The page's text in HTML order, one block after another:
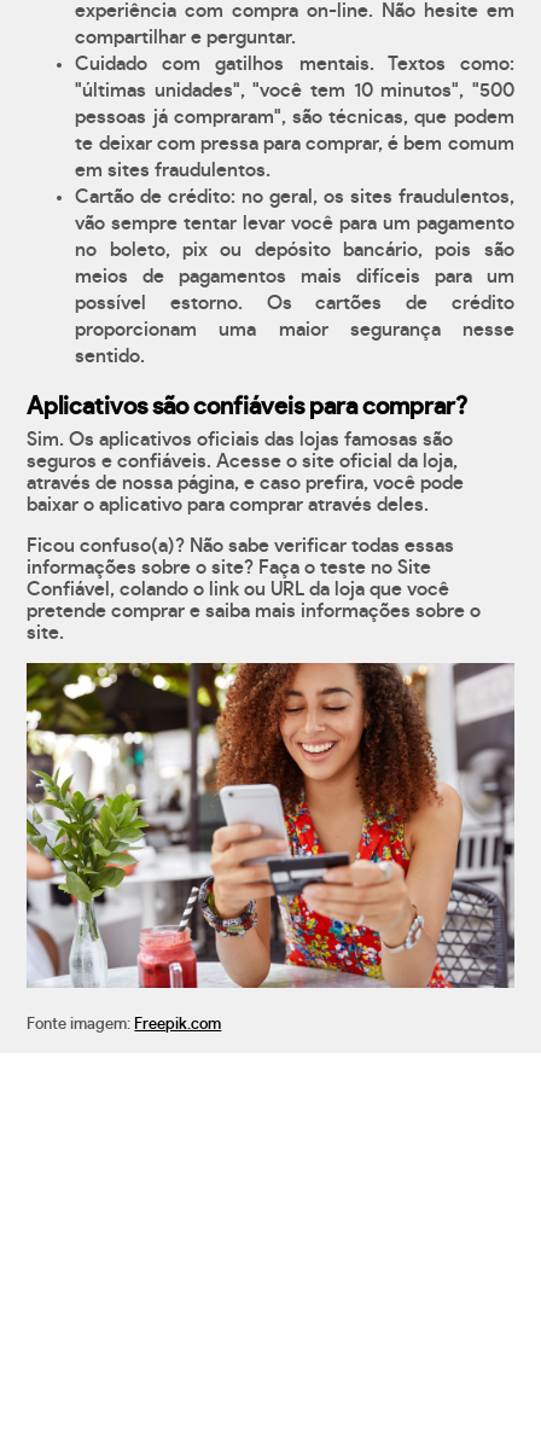
experiência com compra on-line. Não hesite em
compartilhar e perguntar.
Cuidado com gatilhos mentais. Textos como:
"últimas unidades", "você tem 10 minutos", "500
pessoas já compraram", são técnicas, que podem
te deixar com pressa para comprar, é bem comum
em sites fraudulentos.
Cartão de crédito: no geral, os sites fraudulentos,
vão sempre tentar levar você para um pagamento
no boleto, pix ou depósito bancário, pois são
meios de pagamentos mais difíceis para um
possível estorno. Os cartões de crédito
proporcionam uma maior segurança nesse
sentido.
Aplicativos são confiáveis para comprar?
Sim. Os aplicativos oficiais das lojas famosas são
seguros e confiáveis. Acesse o site oficial da loja,
através de nossa página, e caso prefira, você pode
baixar o aplicativo para comprar através deles.
Ficou confuso(a)? Não sabe verificar todas essas
informações sobre o site? Faça o teste no Site
Confiável, colando o link ou URL da loja que você
pretende comprar e saiba mais informações sobre o
site.
Fonte imagem: Freepik.com